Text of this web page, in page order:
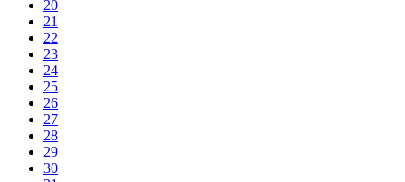
20
21
22
23
24
25
26
27
28
29
30